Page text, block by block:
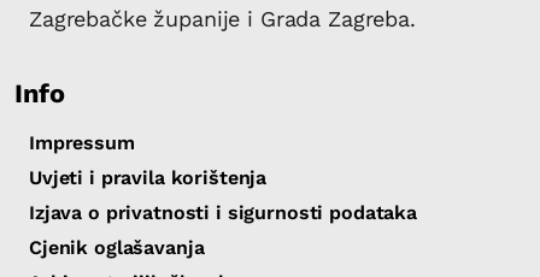
Zagrebačke županije i Grada Zagreba.
Info
Impressum
Uvjeti i pravila korištenja
Izjava o privatnosti i sigurnosti podataka
Cjenik oglašavanja